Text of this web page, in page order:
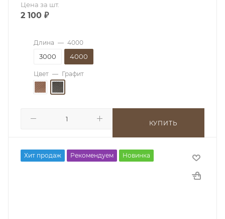
Цена за шт.
2 100 ₽
Длина — 4000
3000 4000
Цвет — Графит
КУПИТЬ
Хит продаж Рекомендуем Новинка